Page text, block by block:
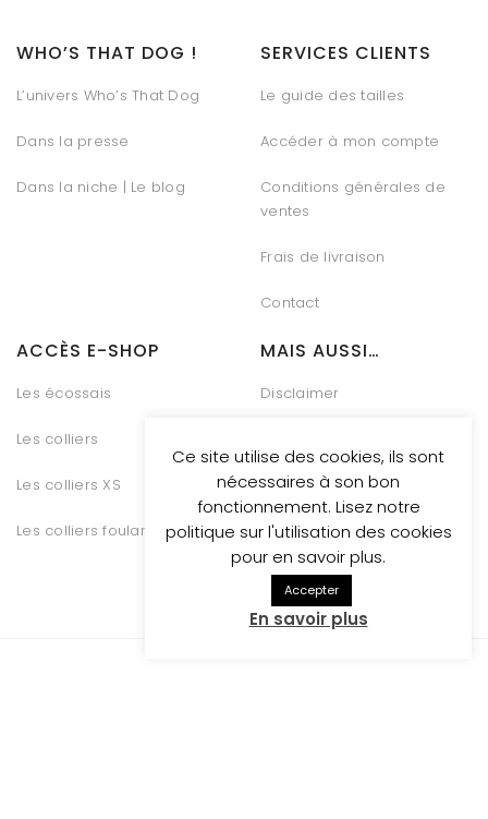
WHO’S THAT DOG !
L’univers Who’s That Dog
Dans la presse
Dans la niche | Le blog
SERVICES CLIENTS
Le guide des tailles
Accéder à mon compte
Conditions générales de
ventes
Frais de livraison
Contact
ACCÈS E-SHOP
Les écossais
Les colliers
Les colliers XS
Les colliers foulards
MAIS AUSSI…
Disclaimer
Gestion des Cookies
Conditions générales de
vente
Ce site utilise des cookies, ils sont
nécessaires à son bon
fonctionnement. Lisez notre
politique sur l'utilisation des cookies
pour en savoir plus.
Accepter
En savoir plus